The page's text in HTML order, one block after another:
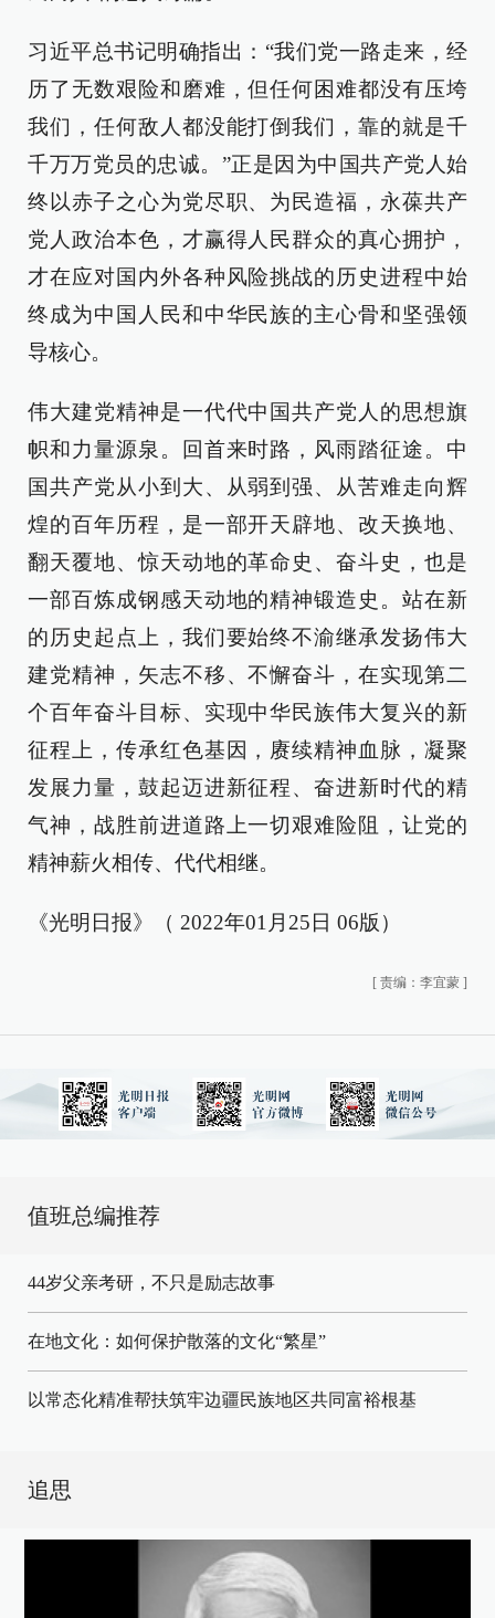
习近平总书记明确指出：“我们党一路走来，经
历了无数艰险和磨难，但任何困难都没有压垮
我们，任何敌人都没能打倒我们，靠的就是千
千万万党员的忠诚。”正是因为中国共产党人始
终以赤子之心为党尽职、为民造福，永葆共产
党人政治本色，才赢得人民群众的真心拥护，
才在应对国内外各种风险挑战的历史进程中始
终成为中国人民和中华民族的主心骨和坚强领
导核心。
伟大建党精神是一代代中国共产党人的思想旗
帜和力量源泉。回首来时路，风雨踏征途。中
国共产党从小到大、从弱到强、从苦难走向辉
煌的百年历程，是一部开天辟地、改天换地、
翻天覆地、惊天动地的革命史、奋斗史，也是
一部百炼成钢感天动地的精神锻造史。站在新
的历史起点上，我们要始终不渝继承发扬伟大
建党精神，矢志不移、不懈奋斗，在实现第二
个百年奋斗目标、实现中华民族伟大复兴的新
征程上，传承红色基因，赓续精神血脉，凝聚
发展力量，鼓起迈进新征程、奋进新时代的精
气神，战胜前进道路上一切艰难险阻，让党的
精神薪火相传、代代相继。
《光明日报》（ 2022年01月25日 06版）
[ 责编：李宜蒙 ]
值班总编推荐
44岁父亲考研，不只是励志故事
在地文化：如何保护散落的文化“繁星”
以常态化精准帮扶筑牢边疆民族地区共同富裕根基
追思